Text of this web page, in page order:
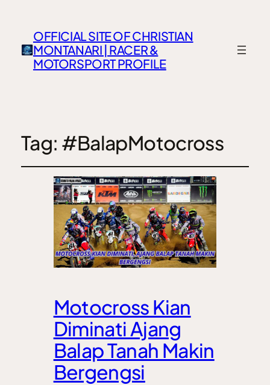
OFFICIAL SITE OF CHRISTIAN
MONTANARI | RACER &
MOTORSPORT PROFILE
Tag: #BalapMotocross
Motocross Kian
Diminati Ajang
Balap Tanah Makin
Bergengsi